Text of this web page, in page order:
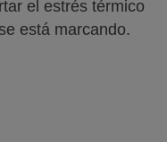
el estrés térmico
está marcando.